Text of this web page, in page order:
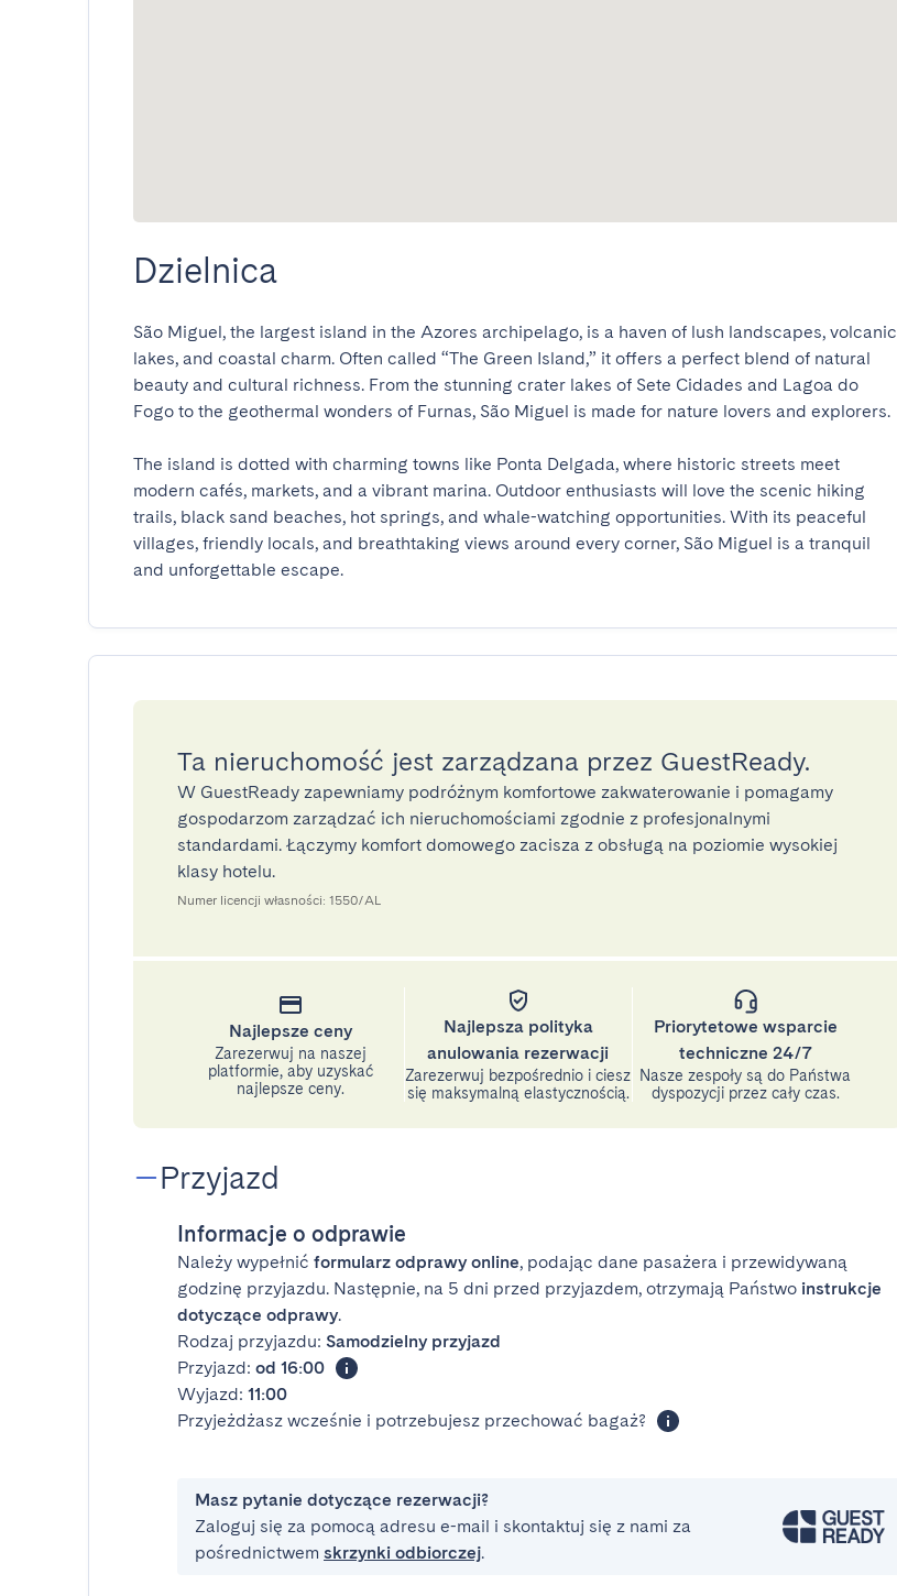
Dzielnica
São Miguel, the largest island in the Azores archipelago, is a haven of lush landscapes, volcanic
lakes, and coastal charm. Often called “The Green Island,” it offers a perfect blend of natural
beauty and cultural richness. From the stunning crater lakes of Sete Cidades and Lagoa do
Fogo to the geothermal wonders of Furnas, São Miguel is made for nature lovers and explorers.
The island is dotted with charming towns like Ponta Delgada, where historic streets meet
modern cafés, markets, and a vibrant marina. Outdoor enthusiasts will love the scenic hiking
trails, black sand beaches, hot springs, and whale-watching opportunities. With its peaceful
villages, friendly locals, and breathtaking views around every corner, São Miguel is a tranquil
and unforgettable escape.
Ta nieruchomość jest zarządzana przez GuestReady.
W GuestReady zapewniamy podróżnym komfortowe zakwaterowanie i pomagamy
gospodarzom zarządzać ich nieruchomościami zgodnie z profesjonalnymi
standardami. Łączymy komfort domowego zacisza z obsługą na poziomie wysokiej
klasy hotelu.
Numer licencji własności: 1550/AL
Najlepsze ceny
Zarezerwuj na naszej
platformie, aby uzyskać
najlepsze ceny.
Najlepsza polityka
anulowania rezerwacji
Zarezerwuj bezpośrednio i ciesz
się maksymalną elastycznością.
Priorytetowe wsparcie
techniczne 24/7
Nasze zespoły są do Państwa
dyspozycji przez cały czas.
Przyjazd
Informacje o odprawie
Należy wypełnić formularz odprawy online, podając dane pasażera i przewidywaną
godzinę przyjazdu. Następnie, na 5 dni przed przyjazdem, otrzymają Państwo instrukcje
dotyczące odprawy.
Rodzaj przyjazdu: Samodzielny przyjazd
Przyjazd: od 16:00
Wyjazd: 11:00
Przyjeżdżasz wcześnie i potrzebujesz przechować bagaż?
Masz pytanie dotyczące rezerwacji?
Zaloguj się za pomocą adresu e-mail i skontaktuj się z nami za
pośrednictwem skrzynki odbiorczej.